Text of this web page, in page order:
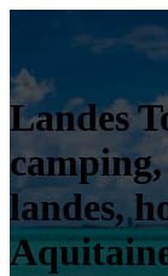
Landes
landes,